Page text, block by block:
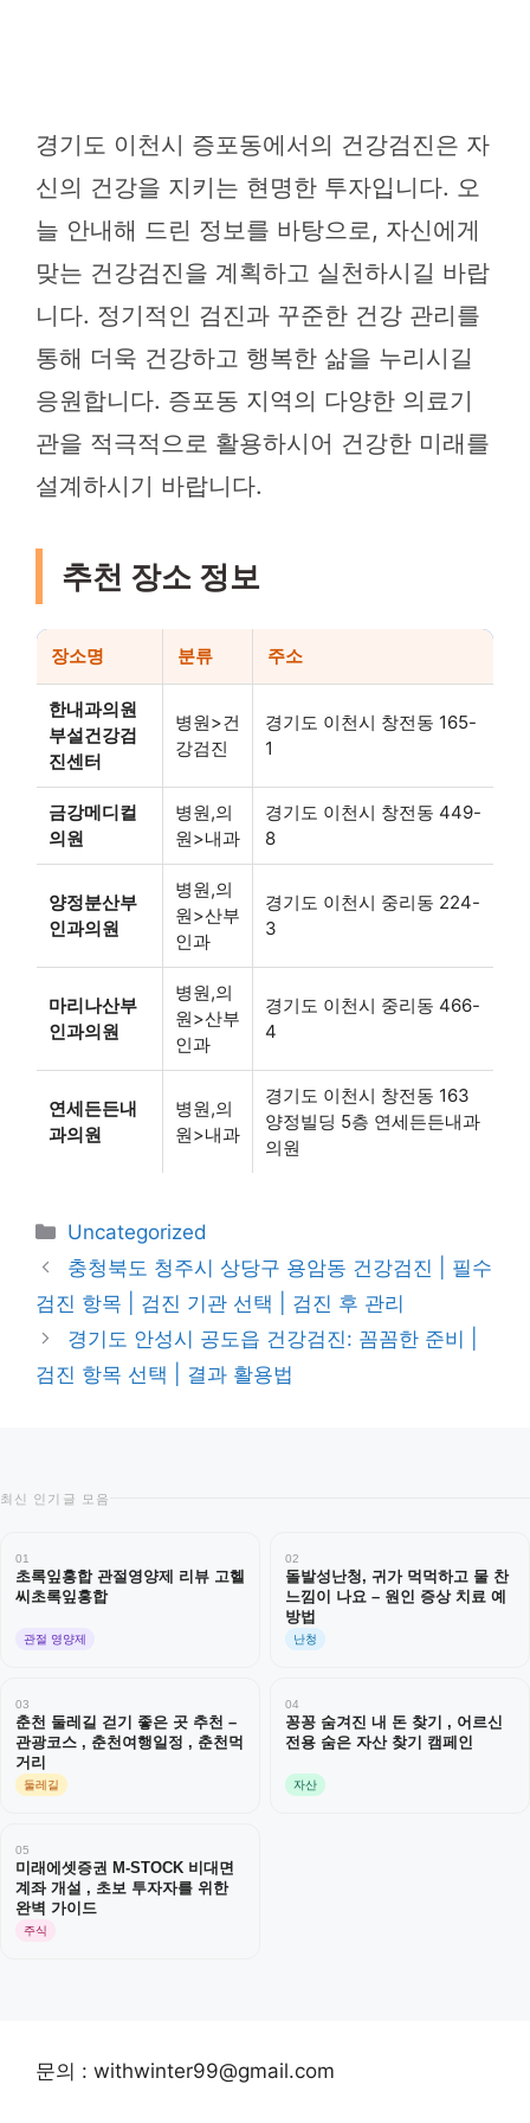
경기도 이천시 증포동에서의 건강검진은 자
신의 건강을 지키는 현명한 투자입니다. 오
늘 안내해 드린 정보를 바탕으로, 자신에게
맞는 건강검진을 계획하고 실천하시길 바랍
니다. 정기적인 검진과 꾸준한 건강 관리를
통해 더욱 건강하고 행복한 삶을 누리시길
응원합니다. 증포동 지역의 다양한 의료기
관을 적극적으로 활용하시어 건강한 미래를
설계하시기 바랍니다.
추천 장소 정보
장소명 분류 주소
한내과의원
부설건강검
진센터
병원>건
강검진
경기도 이천시 창전동 165-
1
금강메디컬
의원
병원,의
원>내과
경기도 이천시 창전동 449-
8
양정분산부
인과의원
병원,의
원>산부
인과
경기도 이천시 중리동 224-
3
마리나산부
인과의원
병원,의
원>산부
인과
경기도 이천시 중리동 466-
4
연세든든내
과의원
병원,의
원>내과
경기도 이천시 창전동 163
양정빌딩 5층 연세든든내과
의원
카
테
고
리
Uncategorized
충청북도 청주시 상당구 용암동 건강검진 | 필수
검진 항목 | 검진 기관 선택 | 검진 후 관리
경기도 안성시 공도읍 건강검진: 꼼꼼한 준비 |
검진 항목 선택 | 결과 활용법
최신 인기글 모음
01
초록잎홍합 관절영양제 리뷰 고헬
씨초록잎홍합
관절 영양제
02
돌발성난청, 귀가 먹먹하고 물 찬
느낌이 나요 – 원인 증상 치료 예
방법
난청
03
춘천 둘레길 걷기 좋은 곳 추천 –
관광코스 , 춘천여행일정 , 춘천먹
거리
둘레길
04
꽁꽁 숨겨진 내 돈 찾기 , 어르신
전용 숨은 자산 찾기 캠페인
자산
05
미래에셋증권 M-STOCK 비대면
계좌 개설 , 초보 투자자를 위한
완벽 가이드
주식
문의 : withwinter99@gmail.com